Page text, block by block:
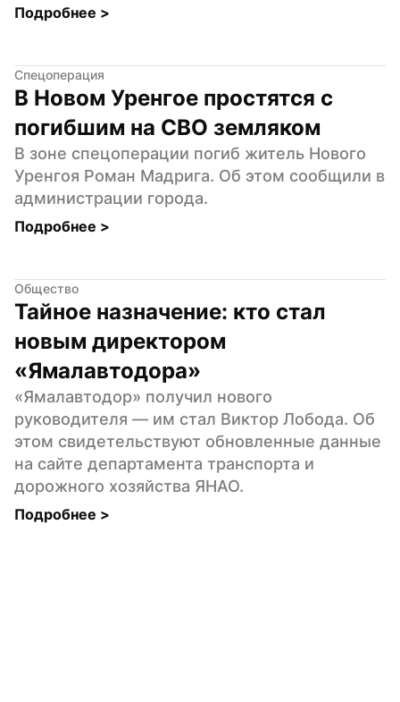
Подробнее >
Спецоперация
В Новом Уренгое простятся с
погибшим на СВО земляком
В зоне спецоперации погиб житель Нового
Уренгоя Роман Мадрига. Об этом сообщили в
администрации города.
Подробнее >
Общество
Тайное назначение: кто стал
новым директором
«Ямалавтодора»
«Ямалавтодор» получил нового
руководителя — им стал Виктор Лобода. Об
этом свидетельствуют обновленные данные
на сайте департамента транспорта и
дорожного хозяйства ЯНАО.
Подробнее >